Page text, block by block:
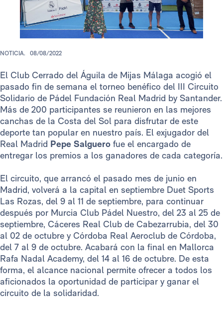
NOTICIA. 08/08/2022
El Club Cerrado del Águila de Mijas Málaga acogió el
pasado fin de semana el torneo benéfico del III Circuito
Solidario de Pádel Fundación Real Madrid by Santander.
Más de 200 participantes se reunieron en las mejores
canchas de la Costa del Sol para disfrutar de este
deporte tan popular en nuestro país. El exjugador del
Real Madrid Pepe Salguero fue el encargado de
entregar los premios a los ganadores de cada categoría.
El circuito, que arrancó el pasado mes de junio en
Madrid, volverá a la capital en septiembre Duet Sports
Las Rozas, del 9 al 11 de septiembre, para continuar
después por Murcia Club Pádel Nuestro, del 23 al 25 de
septiembre, Cáceres Real Club de Cabezarrubia, del 30
al 02 de octubre y Córdoba Real Aeroclub de Córdoba,
del 7 al 9 de octubre. Acabará con la final en Mallorca
Rafa Nadal Academy, del 14 al 16 de octubre. De esta
forma, el alcance nacional permite ofrecer a todos los
aficionados la oportunidad de participar y ganar el
circuito de la solidaridad.